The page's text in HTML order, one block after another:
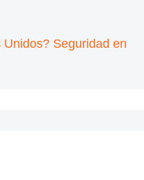
Seguridad en